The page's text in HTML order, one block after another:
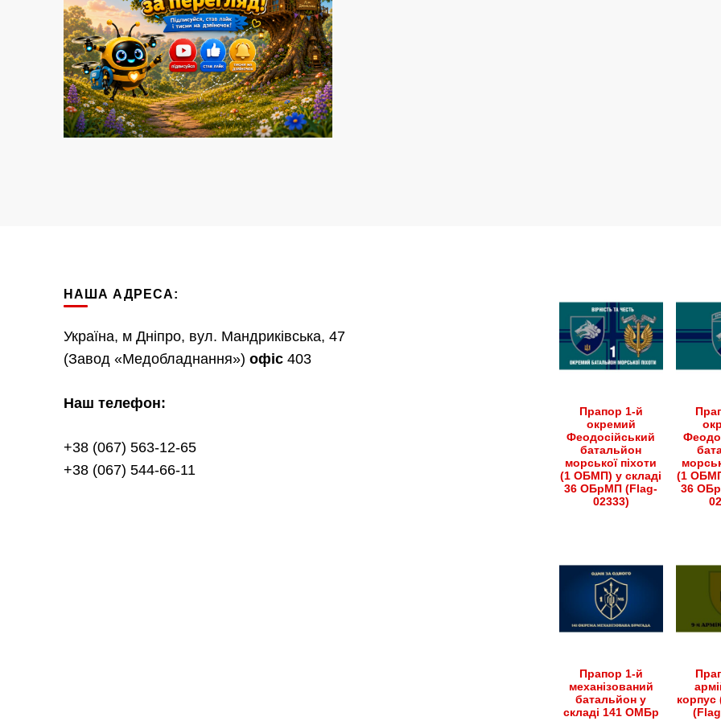
НАША АДРЕСА:
Україна, м Дніпро, вул. Мандриківська, 47
(Завод «Медобладнання») офіс 403
Наш телефон:
+38 (067) 563-12-65
+38 (067) 544-66-11
Прапор 1-й
окремий
Феодосійський
батальйон
морської піхоти
(1 ОБМП) у складі
36 ОБрМП (Flag-
02333)
(1
36
Прапор 1-й
механізований
батальйон у
складі 141 ОМБр